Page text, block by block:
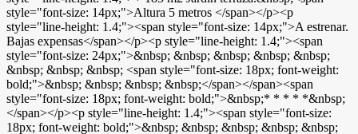
style="font-size: 14px;">Altura 5 metros </span></p><p
style="line-height: 1.4;"><span style="font-size: 14px;">A estrenar.
Bajas expensas</span></p><p style="line-height: 1.4;"><span
style="font-size: 24px;">&nbsp; &nbsp; &nbsp; &nbsp; &nbsp;
&nbsp; &nbsp; &nbsp; <span style="font-size: 18px; font-weight:
bold;">&nbsp; &nbsp; &nbsp; &nbsp;</span></span><span
style="font-size: 18px; font-weight: bold;">&nbsp;* * * * *&nbsp;
</span></p><p style="line-height: 1.4;"><span style="font-size:
18px; font-weight: bold;">&nbsp; &nbsp; &nbsp; &nbsp; &nbsp;